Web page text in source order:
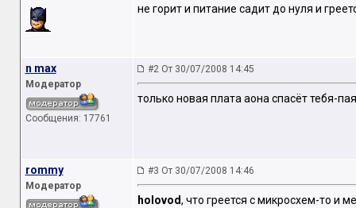
не горит и питание садит до нуля и
n max
Модератор
Сообщения: 17761
#2 От 30/07/2008 14:45
только новая плата аона спасёт тебя-
rommy
Модератор
#3 От 30/07/2008 14:46
holovod, что греется с микросхем-то и